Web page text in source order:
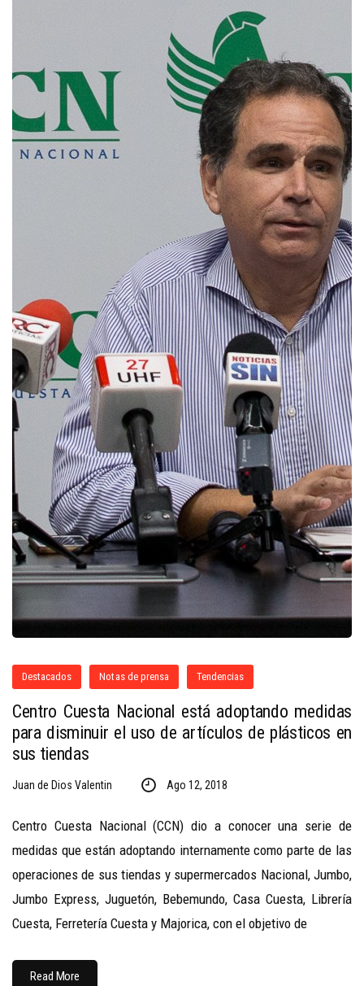
Destacados Notas de prensa Tendencias
Centro Cuesta Nacional está adoptando medidas
para disminuir el uso de artículos de plásticos en
sus tiendas
Juan de Dios Valentin Ago 12, 2018
Centro Cuesta Nacional (CCN) dio a conocer una serie de
medidas que están adoptando internamente como parte de las
operaciones de sus tiendas y supermercados Nacional, Jumbo,
Jumbo Express, Juguetón, Bebemundo, Casa Cuesta, Librería
Cuesta, Ferretería Cuesta y Majorica, con el objetivo de
Read More